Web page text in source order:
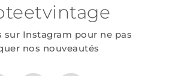
sur Instagram pour ne pas
nos nouveautés